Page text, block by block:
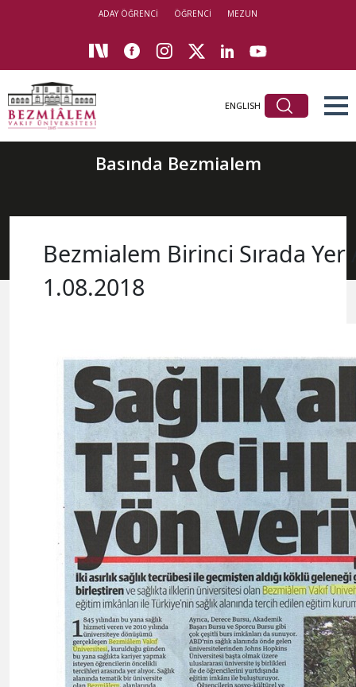
ADAY ÖĞRENCİ ÖĞRENCİ MEZUN
ENGLISH
Basında Bezmialem
Bezmialem Birinci Sırada Yer
1.08.2018